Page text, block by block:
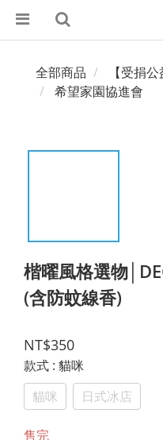
全部商品
【受捐公
希望家園協進會
楷曜風格選物
(含防蚊線香)
NT$350
款式 : 貓咪
貓咪
日式冰店
售完